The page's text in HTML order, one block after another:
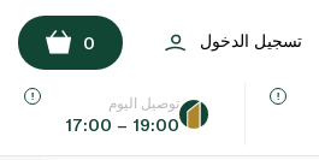
تسجيل الدخول 0
توصيل اليوم
17:00 – 19:00
ألواح 235 مل